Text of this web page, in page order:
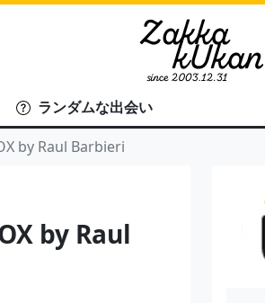
ランダムな出会い
by Raul Barbieri
by Raul